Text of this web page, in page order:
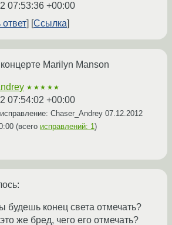
07:53:36 +00:00
ответ
Ссылка
Marilyn Manson
★★★★★
07:54:02 +00:00
Chaser_Andrey 07.12.2012
(всего исправлений: 1)
будешь конец света отмечать?
же бред, чего его отмечать?